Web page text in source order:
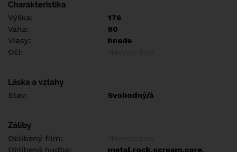
Charakteristika
Výška:
176
Váha:
80
Vlasy:
hnede
Oči:
Láska a vztahy
Stav:
Svobodný/á
Záliby
Oblíbený film:
Oblíbená hudba:
metal,rock,scream,core,